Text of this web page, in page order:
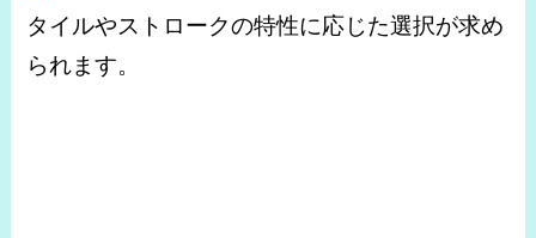
タイルやストロークの特性に応じた選択が求め
られます。